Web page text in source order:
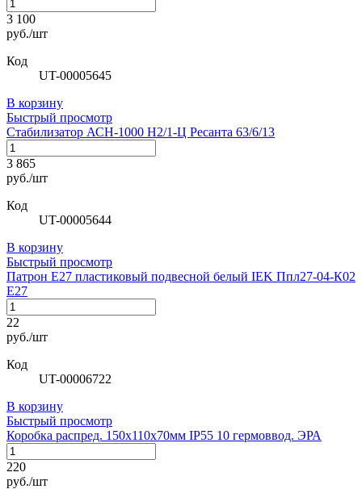
3 100
руб./шт
Код
UT-00005645
В корзину
Быстрый просмотр
Стабилизатор АСН-1000 Н2/1-Ц Ресанта 63/6/13
3 865
руб./шт
Код
UT-00005644
В корзину
Быстрый просмотр
Патрон Е27 пластиковый подвесной белый IEK Ппл27-04-К02
Е27
22
руб./шт
Код
UT-00006722
В корзину
Быстрый просмотр
Коробка распред. 150х110х70мм IP55 10 гермоввод. ЭРА
220
руб./шт